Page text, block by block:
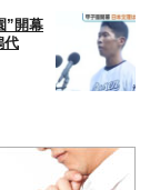
”開幕
代